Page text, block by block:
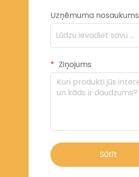
Uzņēmuma nosaukums
Ziņojums
Sūtīt